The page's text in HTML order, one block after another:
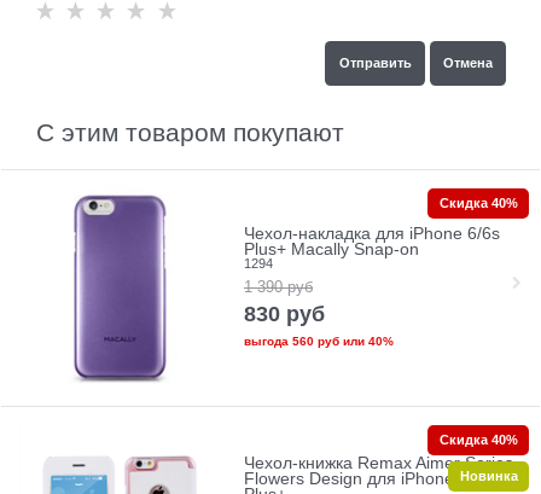
С этим товаром покупают
Чехол-накладка для iPhone 6/6s
Plus+ Macally Snap-on
1294
1 390 руб
830 руб
выгода 560 рубили 40%
Скидка 40%
Чехол-книжка Remax Aimer Series
Flowers Design для iPhone 6/6s
Скидка 40%
Новинка